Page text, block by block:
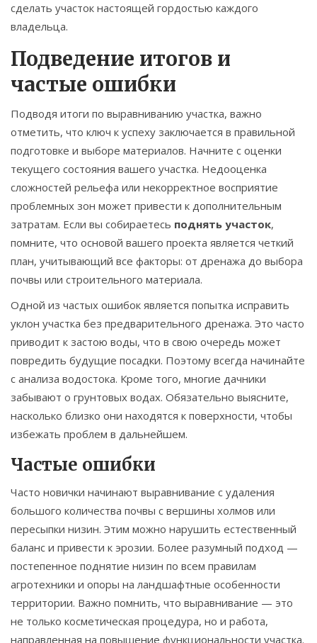
сделать участок настоящей гордостью каждого
владельца.
Подведение итогов и
частые ошибки
Подводя итоги по выравниванию участка, важно
отметить, что ключ к успеху заключается в правильной
подготовке и выборе материалов. Начните с оценки
текущего состояния вашего участка. Недооценка
сложностей рельефа или некорректное восприятие
проблемных зон может привести к дополнительным
затратам. Если вы собираетесь поднять участок,
помните, что основой вашего проекта является четкий
план, учитывающий все факторы: от дренажа до выбора
почвы или строительного материала.
Одной из частых ошибок является попытка исправить
уклон участка без предварительного дренажа. Это часто
приводит к застою воды, что в свою очередь может
повредить будущие посадки. Поэтому всегда начинайте
с анализа водостока. Кроме того, многие дачники
забывают о грунтовых водах. Обязательно выясните,
насколько близко они находятся к поверхности, чтобы
избежать проблем в дальнейшем.
Частые ошибки
Часто новички начинают выравнивание с удаления
большого количества почвы с вершины холмов или
пересыпки низин. Этим можно нарушить естественный
баланс и привести к эрозии. Более разумный подход —
постепенное поднятие низин по всем правилам
агротехники и опоры на ландшафтные особенности
территории. Важно помнить, что выравнивание — это
не только косметическая процедура, но и работа,
направленная на повышение функциональности участка.